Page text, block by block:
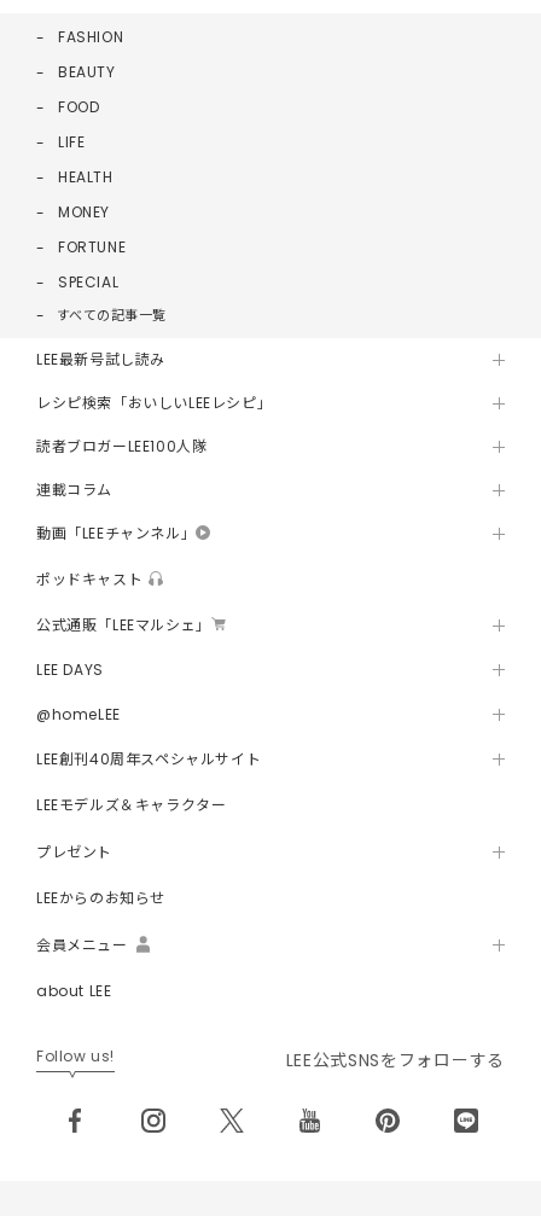
FASHION
BEAUTY
FOOD
LIFE
HEALTH
MONEY
FORTUNE
SPECIAL
すべての記事一覧
LEE最新号試し読み
レシピ検索「おいしいLEEレシピ」
読者ブロガーLEE100人隊
連載コラム
動画「LEEチャンネル」
ポッドキャスト
公式通販「LEEマルシェ」
LEE DAYS
@homeLEE
LEE創刊40周年スペシャルサイト
LEEモデルズ＆キャラクター
プレゼント
LEEからのお知らせ
会員メニュー
about LEE
Follow us! LEE公式SNSをフォローする